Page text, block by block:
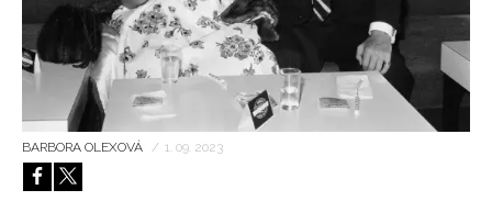
HOME
BARBORA OLEXOVÁ / 1. 09. 2023